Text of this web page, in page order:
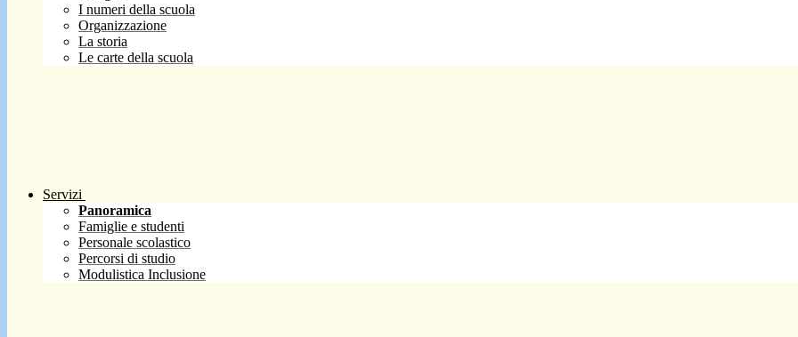
I numeri della scuola
Organizzazione
La storia
Le carte della scuola
Servizi
Panoramica
Famiglie e studenti
Personale scolastico
Percorsi di studio
Modulistica Inclusione